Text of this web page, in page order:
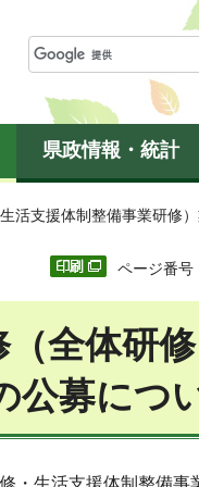
県政情報・統計
活支援体制整備事業研修
ページ番号
全体研
公募につ